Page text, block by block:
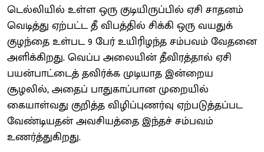
டெல்லியில் உள்ள ஒரு குடியிருப்பில் ஏசி சாதனம்
வெடித்து ஏற்பட்ட தீ விபத்தில் சிக்கி ஒரு வயதுக்
குழந்தை உள்பட 9 பேர் உயிரிழந்த சம்பவம் வேதனை
அளிக்கிறது. வெப்ப அலையின் தீவிரத்தால் ஏசி
பயன்பாட்டைத் தவிர்க்க முடியாத இன்றைய
சூழலில், அதைப் பாதுகாப்பான முறையில்
கையாள்வது குறித்த விழிப்புணர்வு ஏற்படுத்தப்பட
வேண்டியதன் அவசியத்தை இந்தச் சம்பவம்
உணர்த்துகிறது.